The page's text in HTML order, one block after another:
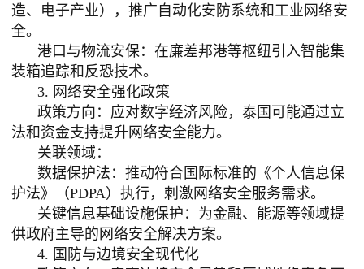
造、电子产业），推广自动化安防系统和工业网络安
全。
港口与物流安保：在廉差邦港等枢纽引入智能集
装箱追踪和反恐技术。
3. 网络安全强化政策
政策方向：应对数字经济风险，泰国可能通过立
法和资金支持提升网络安全能力。
关联领域：
数据保护法：推动符合国际标准的《个人信息保
护法》（PDPA）执行，刺激网络安全服务需求。
关键信息基础设施保护：为金融、能源等领域提
供政府主导的网络安全解决方案。
4. 国防与边境安全现代化